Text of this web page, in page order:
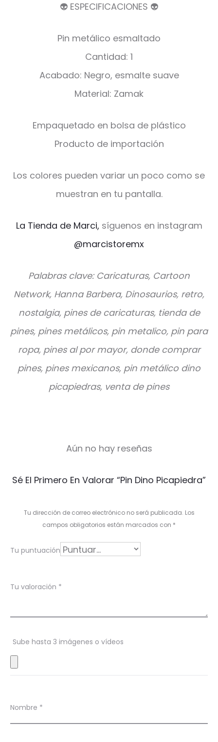
👽 ESPECIFICACIONES 👽
Pin metálico esmaltado
Cantidad: 1
Acabado: Negro, esmalte suave
Material: Zamak
Empaquetado en bolsa de plástico
Producto de importación
Los colores pueden variar un poco como se
muestran en tu pantalla.
La Tienda de Marci, síguenos en instagram
@marcistoremx
Palabras clave: Caricaturas, Cartoon
Network, Hanna Barbera, Dinosaurios, retro,
nostalgia, pines de caricaturas, tienda de
pines, pines metálicos, pin metalico, pin para
ropa, pines al por mayor, donde comprar
pines, pines mexicanos, pin metálico dino
picapiedras, venta de pines
V
a
r
i
o
e
s
Aún no hay reseñas
Sé El Primero En Valorar “Pin Dino Picapiedra”
Tu dirección de correo electrónico no será publicada. Los
campos obligatorios están marcados con *
Tu puntuación
Tu valoración *
Sube hasta 3 imágenes o vídeos
Nombre *